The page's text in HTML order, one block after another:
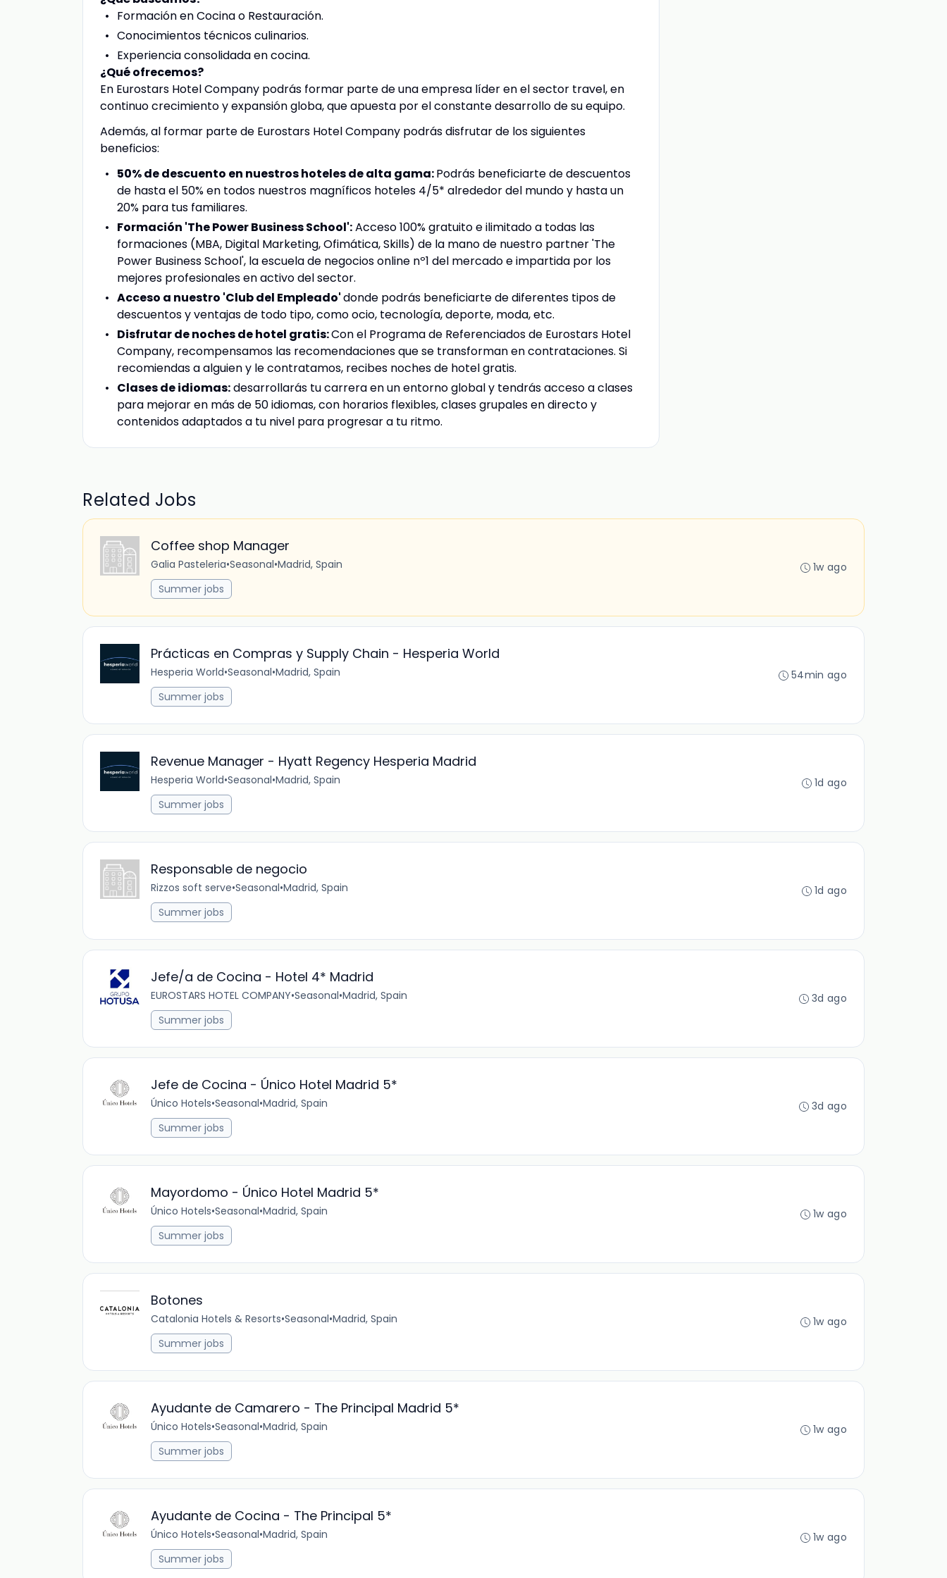
Formación en Cocina o Restauración.
Conocimientos técnicos culinarios.
Experiencia consolidada en cocina.
¿Qué ofrecemos?
En Eurostars Hotel Company podrás formar parte de una empresa líder en el sector travel, en
continuo crecimiento y expansión globa, que apuesta por el constante desarrollo de su equipo.
Además, al formar parte de Eurostars Hotel Company podrás disfrutar de los siguientes
beneficios:
50% de descuento en nuestros hoteles de alta gama:Podrás beneficiarte de descuentos
de hasta el 50% en todos nuestros magníficos hoteles 4/5* alrededor del mundo y hasta un
20% para tus familiares.
Formación 'The Power Business School':Acceso 100% gratuito e ilimitado a todas las
formaciones (MBA, Digital Marketing, Ofimática, Skills) de la mano de nuestro partner 'The
Power Business School', la escuela de negocios online nº1 del mercado e impartida por los
mejores profesionales en activo del sector.
Acceso a nuestro 'Club del Empleado'donde podrás beneficiarte de diferentes tipos de
descuentos y ventajas de todo tipo, como ocio, tecnología, deporte, moda, etc.
Disfrutar de noches de hotel gratis:Con el Programa de Referenciados de Eurostars Hotel
Company, recompensamos las recomendaciones que se transforman en contrataciones. Si
recomiendas a alguien y le contratamos, recibes noches de hotel gratis.
Clases de idiomas:desarrollarás tu carrera en un entorno global y tendrás acceso a clases
para mejorar en más de 50 idiomas, con horarios flexibles, clases grupales en directo y
contenidos adaptados a tu nivel para progresar a tu ritmo.
Related Jobs
Coffee shop Manager
Galia Pasteleria•Seasonal•Madrid, Spain
Summer jobs
1w ago
Prácticas en Compras y Supply Chain - Hesperia World
Hesperia World•Seasonal•Madrid, Spain
Summer jobs
54min ago
Revenue Manager - Hyatt Regency Hesperia Madrid
Hesperia World•Seasonal•Madrid, Spain
Summer jobs
1d ago
Responsable de negocio
Rizzos soft serve•Seasonal•Madrid, Spain
Summer jobs
1d ago
Jefe/a de Cocina - Hotel 4* Madrid
EUROSTARS HOTEL COMPANY•Seasonal•Madrid, Spain
Summer jobs
3d ago
Jefe de Cocina - Único Hotel Madrid 5*
Único Hotels•Seasonal•Madrid, Spain
Summer jobs
3d ago
Mayordomo - Único Hotel Madrid 5*
Único Hotels•Seasonal•Madrid, Spain
Summer jobs
1w ago
Botones
Catalonia Hotels & Resorts•Seasonal•Madrid, Spain
Summer jobs
1w ago
Ayudante de Camarero - The Principal Madrid 5*
Único Hotels•Seasonal•Madrid, Spain
Summer jobs
1w ago
Ayudante de Cocina - The Principal 5*
Único Hotels•Seasonal•Madrid, Spain
Summer jobs
1w ago